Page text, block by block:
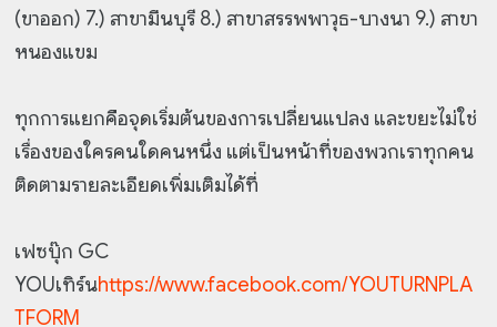
(ขาออก) 7.) สาขามีนบุรี 8.) สาขาสรรพพาวุธ-บางนา 9.) สาขา
หนองแขม
ทุกการแยกคือจุดเริ่มต้นของการเปลี่ยนแปลง และขยะไม่ใช่
เรื่องของใครคนใดคนหนึ่ง แต่เป็นหน้าที่ของพวกเราทุกคน
ติดตามรายละเอียดเพิ่มเติมได้ที่
เฟซบุ๊ก GC
YOUเทิร์นhttps://www.facebook.com/YOUTURNPLA
TFORM